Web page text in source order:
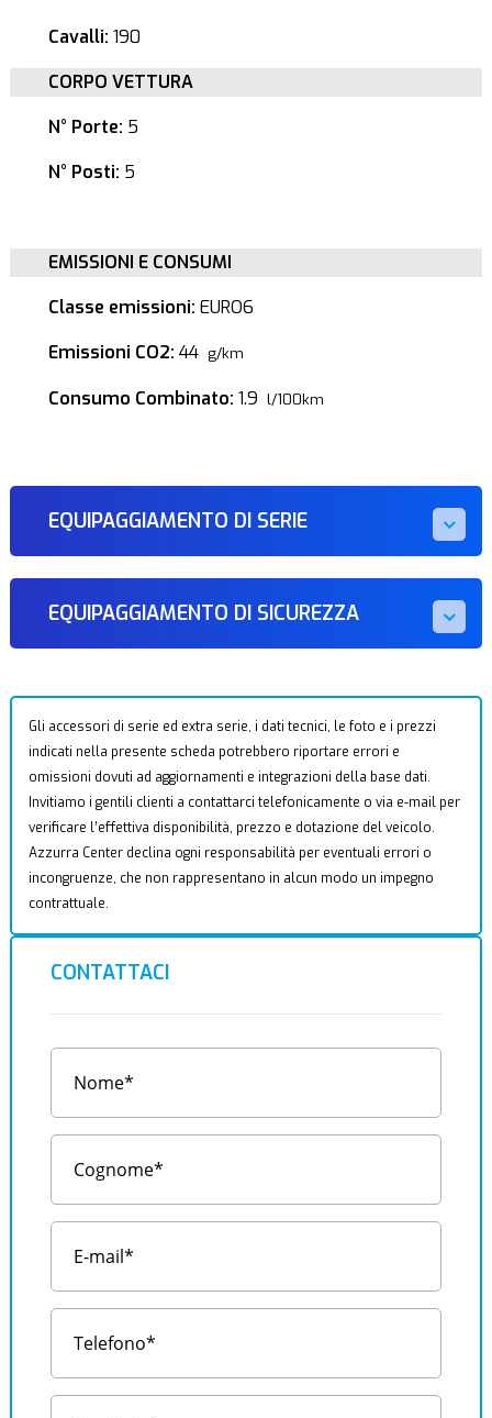
Cavalli: 190
CORPO VETTURA
N° Porte: 5
N° Posti: 5
EMISSIONI E CONSUMI
Classe emissioni: EURO6
Emissioni CO2: 44 g/km
Consumo Combinato: 1.9 l/100km
EQUIPAGGIAMENTO DI SERIE
EQUIPAGGIAMENTO DI SICUREZZA
Gli accessori di serie ed extra serie, i dati tecnici, le foto e i prezzi
indicati nella presente scheda potrebbero riportare errori e
omissioni dovuti ad aggiornamenti e integrazioni della base dati.
Invitiamo i gentili clienti a contattarci telefonicamente o via e-mail per
verificare l’effettiva disponibilità, prezzo e dotazione del veicolo.
Azzurra Center declina ogni responsabilità per eventuali errori o
incongruenze, che non rappresentano in alcun modo un impegno
contrattuale.
CONTATTACI